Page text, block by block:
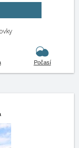
Počasí